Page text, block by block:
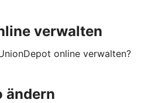
verwalten
online verwalten?
ändern